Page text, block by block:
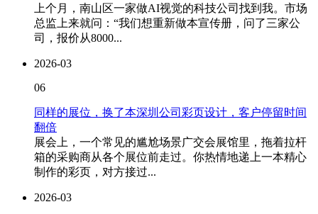
上个月，南山区一家做AI视觉的科技公司找到我。市场
总监上来就问：“我们想重新做本宣传册，问了三家公
司，报价从8000...
2026-03
06
同样的展位，换了本深圳公司彩页设计，客户停留时间
翻倍
展会上，一个常见的尴尬场景广交会展馆里，拖着拉杆
箱的采购商从各个展位前走过。你热情地递上一本精心
制作的彩页，对方接过...
2026-03